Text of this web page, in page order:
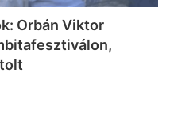
Orbán Viktor